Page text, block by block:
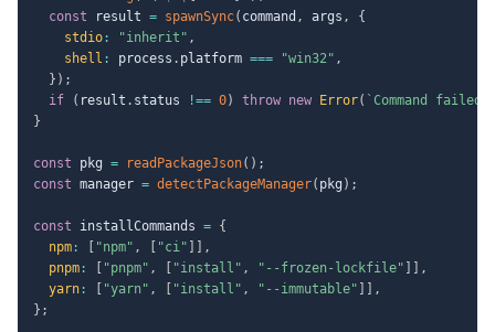
const result = spawnSync( command , args ,
{
stdio : "inherit" ,
shell : process . platform === "win32" ,
} ) ;
if
( result . status !== 0) throw new Error( ` Command
}
const pkg = readPackageJson( ) ;
const manager = detectPackageManager( pkg ) ;
const installCommands = {
npm : "npm" , "ci"
,
pnpm : "pnpm" , "install" , "--frozen-lockfile"
,
yarn : "yarn" , "install" , "--immutable"
,
} ;